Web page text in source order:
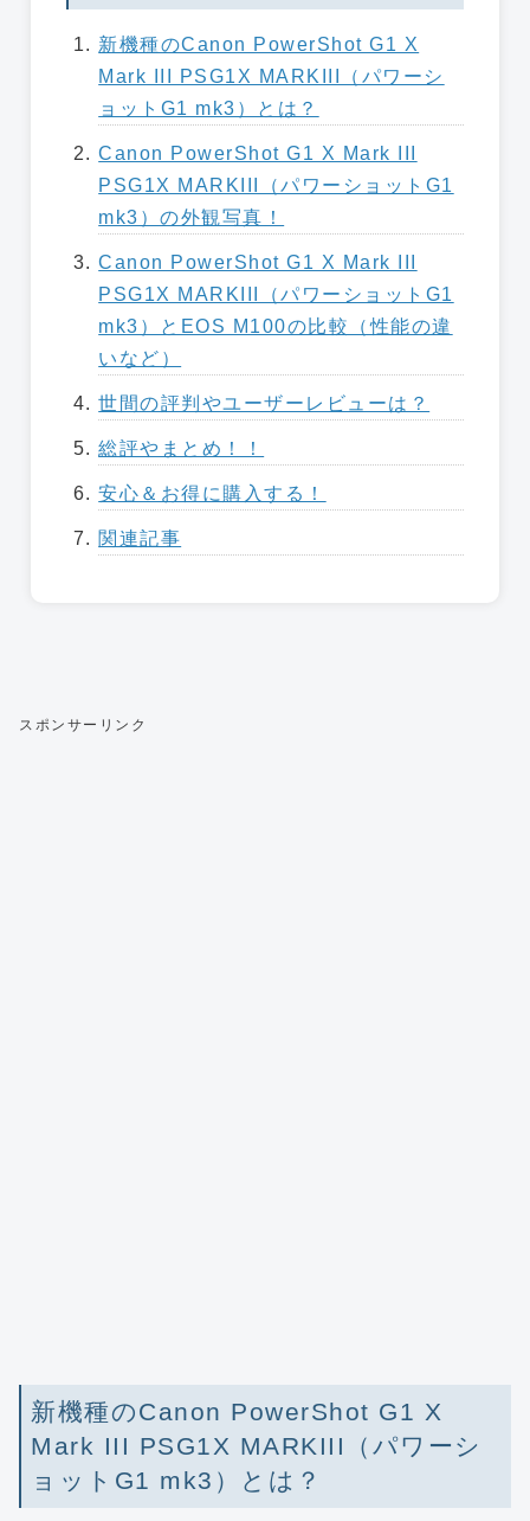
新機種のCanon PowerShot G1 X
Mark III PSG1X MARKIII（パワーシ
ョットG1 mk3）とは？
Canon PowerShot G1 X Mark III
PSG1X MARKIII（パワーショットG1
mk3）の外観写真！
Canon PowerShot G1 X Mark III
PSG1X MARKIII（パワーショットG1
mk3）とEOS M100の比較（性能の違
いなど）
世間の評判やユーザーレビューは？
総評やまとめ！！
安心＆お得に購入する！
関連記事
スポンサーリンク
新機種のCanon PowerShot G1 X
Mark III PSG1X MARKIII（パワーシ
ョットG1 mk3）とは？